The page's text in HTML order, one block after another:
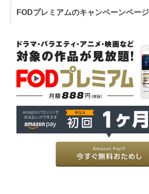
FODプレミアムのキャンペーンペー